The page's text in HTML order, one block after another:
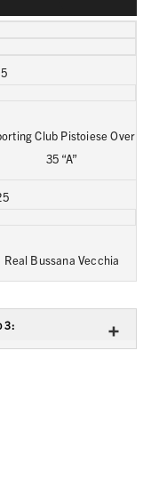
Club Pistoiese Over
35 “A”
Real Bussana Vecchia
3: